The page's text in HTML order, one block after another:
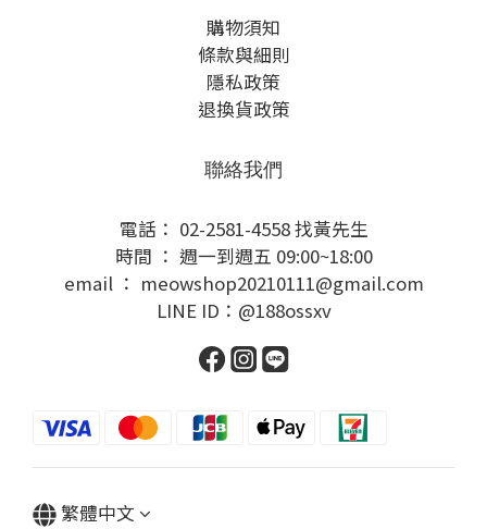
購物須知
條款與細則
隱私政策
退換貨政策
聯絡我們
電話： 02-2581-4558 找黃先生
時間 ： 週一到週五 09:00~18:00
email ： meowshop20210111@gmail.com
LINE ID：@188ossxv
繁體中文